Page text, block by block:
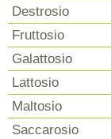
Destrosio
Fruttosio
Galattosio
Lattosio
Maltosio
Saccarosio